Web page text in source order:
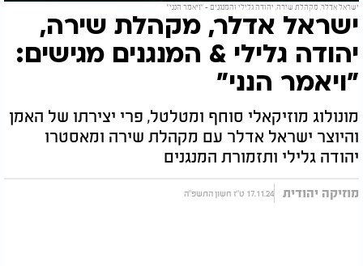
ישראל אדלר, מקהלת שירה, יהודה גלילי והמנגנים - "ויאמר הנני"
ישראל אדלר, מקהלת שירה,
יהודה גלילי & המנגנים מגישים:
"ויאמר הנני"
מונולוג מוזיקאלי סוחף ומטלטל, פרי יצירתו של האמן
והיוצר ישראל אדלר עם מקהלת שירה ומאסטרו
יהודה גלילי ותזמורת המנגנים
מוזיקה יהודית 17.11.24 ט"ז חשון התשפ"ה